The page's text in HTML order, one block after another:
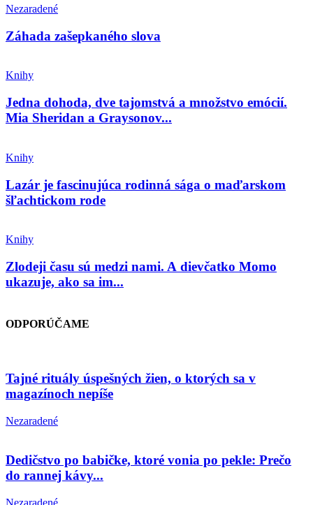
Nezaradené
Záhada zašepkaného slova
Knihy
Jedna dohoda, dve tajomstvá a množstvo emócií.
Mia Sheridan a Graysonov...
Knihy
Lazár je fascinujúca rodinná sága o maďarskom
šľachtickom rode
Knihy
Zlodeji času sú medzi nami. A dievčatko Momo
ukazuje, ako sa im...
ODPORÚČAME
Tajné rituály úspešných žien, o ktorých sa v
magazínoch nepíše
Nezaradené
Dedičstvo po babičke, ktoré vonia po pekle: Prečo
do rannej kávy...